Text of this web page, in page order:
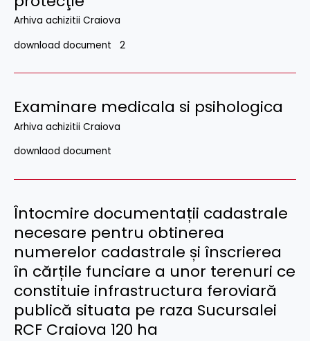
Arhiva achizitii Craiova
download document 2
Examinare medicala si psihologica
Arhiva achizitii Craiova
downlaod document
Întocmire documentații cadastrale
necesare pentru obtinerea
numerelor cadastrale și înscrierea
în cărțile funciare a unor terenuri ce
constituie infrastructura feroviară
publică situata pe raza Sucursalei
RCF Craiova 120 ha